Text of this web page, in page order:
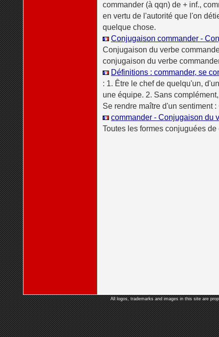
commander (à qqn) de + inf.,
en vertu de l'autorité que l'on
quelque chose.
Conjugaison commander -
Conjugaison du verbe
conjugaison du verbe
Définitions : commander, se
: 1. Être le chef de quelqu'un,
une équipe. 2. Sans
Se rendre maître d'un sentiment
commander - Conjugaison du
Toutes les formes conjuguées de
All logos, trademarks and images in this site are